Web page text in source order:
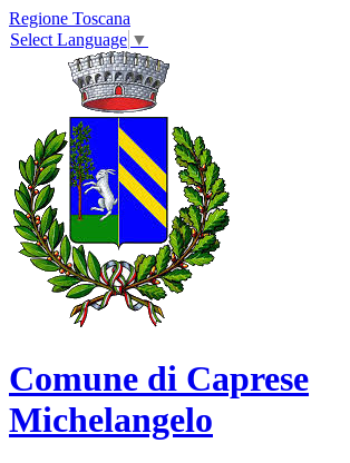
Regione Toscana
Select Language ▼
Comune di Caprese
Michelangelo